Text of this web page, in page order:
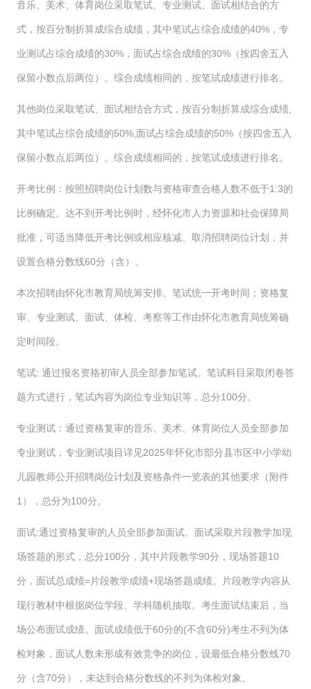
音乐、美术、体育岗位采取笔试、专业测试、面试相结合的方
式，按百分制折算成综合成绩，其中笔试占综合成绩的40%，专
业测试占综合成绩的30%，面试占综合成绩的30%（按四舍五入
保留小数点后两位）。综合成绩相同的，按笔试成绩进行排名。
其他岗位采取笔试、面试相结合方式，按百分制折算成综合成绩,
其中笔试占综合成绩的50%,面试占综合成绩的50%（按四舍五入
保留小数点后两位）。综合成绩相同的，按笔试成绩进行排名。
开考比例：按照招聘岗位计划数与资格审查合格人数不低于1:3的
比例确定。达不到开考比例时，经怀化市人力资源和社会保障局
批准，可适当降低开考比例或相应核减、取消招聘岗位计划，并
设置合格分数线60分（含）。
本次招聘由怀化市教育局统筹安排。笔试统一开考时间；资格复
审、专业测试、面试、体检、考察等工作由怀化市教育局统筹确
定时间段。
笔试: 通过报名资格初审人员全部参加笔试。笔试科目采取闭卷答
题方式进行，笔试内容为岗位专业知识等，总分100分。
专业测试：通过资格复审的音乐、美术、体育岗位人员全部参加
专业测试，专业测试项目详见2025年怀化市部分县市区中小学幼
儿园教师公开招聘岗位计划及资格条件一览表的其他要求（附件
1），总分为100分。
面试:通过资格复审的人员全部参加面试。面试采取片段教学加现
场答题的形式，总分100分，其中片段教学90分，现场答题10
分，面试总成绩=片段教学成绩+现场答题成绩。片段教学内容从
现行教材中根据岗位学段、学科随机抽取。考生面试结束后，当
场公布面试成绩。面试成绩低于60分的(不含60分)考生不列为体
检对象，面试人数未形成有效竞争的岗位，设最低合格分数线70
分（含70分），未达到合格分数线的不列为体检对象。